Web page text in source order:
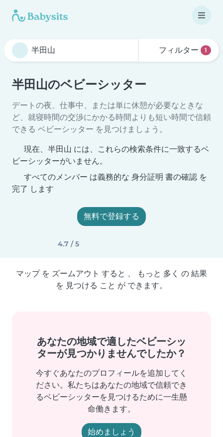
フィルター 1
半田山のベビーシッター
デートの夜、仕事中、または単に休憩が必要なときな
ど、就寝時間の交渉にかかる時間よりも短い時間で信頼
できる ベビーシッター を見つけましょう。
現在、半田山 には、これらの検索条件に一致するベ
ビーシッターがいません。
すべてのメンバー は義務的な 身分証明 書の確認 を
完了 します
無料で登録する
4.7 / 5
マップ を ズームアウト すると 、 もっと 多く の 結果
を 見つける こと が できます。
あなたの地域で適したベビーシッ
ターが見つかりませんでしたか？
今すぐあなたのプロフィールを追加してく
ださい。私たちはあなたの地域で信頼でき
るベビーシッターを見つけるために一生懸
命働きます。
始めましょう